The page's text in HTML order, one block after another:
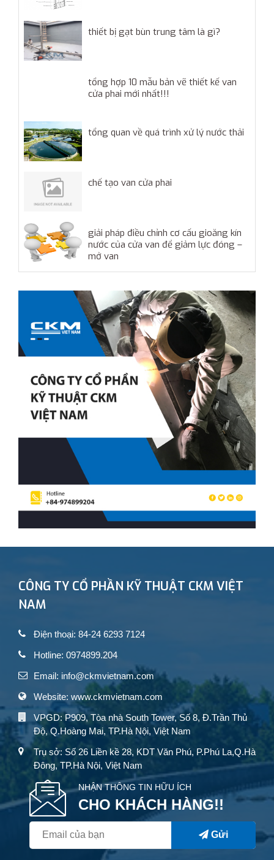
thiết bị gạt bùn trung tâm là gì?
tổng hợp 10 mẫu bản vẽ thiết kế van
cửa phai mới nhất!!!
tổng quan về quá trình xử lý nước thải
chế tạo van cửa phai
giải pháp điều chỉnh cơ cấu gioăng kín
nước của cửa van để giảm lực đóng –
mở van
CÔNG TY CỔ PHẦN KỸ THUẬT CKM VIỆT
NAM
Điện thoại: 84-24 6293 7124
Hotline: 0974899.204
Email: info@ckmvietnam.com
Website: www.ckmvietnam.com
VPGD: P909, Tòa nhà South Tower, Số 8, Đ.Trần Thủ
Độ, Q.Hoàng Mai, TP.Hà Nội, Việt Nam
Trụ sở: Số 26 Liền kề 28, KDT Văn Phú, P.Phú La,Q.Hà
Đông, TP.Hà Nội, Việt Nam
NHẬN THÔNG TIN HỮU ÍCH
CHO KHÁCH HÀNG!!
Gửi